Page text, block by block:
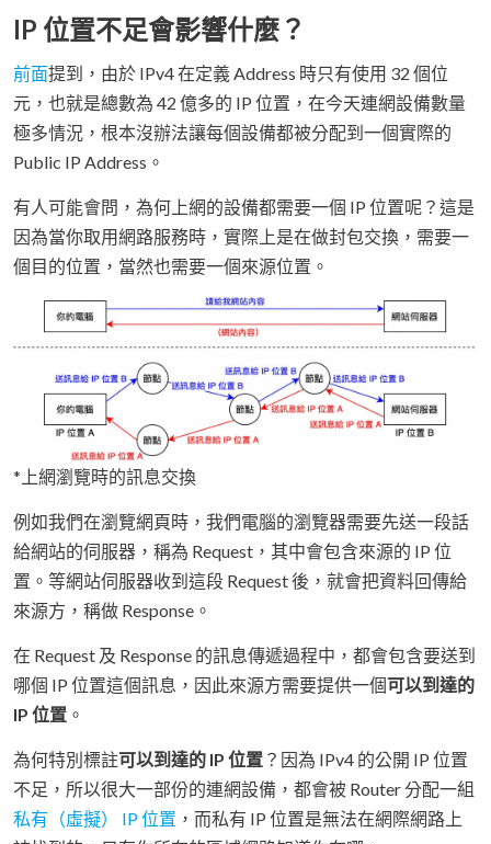
IP 位置不足會影響什麼？
前面提到，由於 IPv4 在定義 Address 時只有使用 32 個位
元，也就是總數為 42 億多的 IP 位置，在今天連網設備數量
極多情況，根本沒辦法讓每個設備都被分配到一個實際的
Public IP Address。
有人可能會問，為何上網的設備都需要一個 IP 位置呢？這是
因為當你取用網路服務時，實際上是在做封包交換，需要一
個目的位置，當然也需要一個來源位置。
*上網瀏覽時的訊息交換
例如我們在瀏覽網頁時，我們電腦的瀏覽器需要先送一段話
給網站的伺服器，稱為 Request，其中會包含來源的 IP 位
置。等網站伺服器收到這段 Request 後，就會把資料回傳給
來源方，稱做 Response。
在 Request 及 Response 的訊息傳遞過程中，都會包含要送到
哪個 IP 位置這個訊息，因此來源方需要提供一個可以到達的
IP 位置 。
為何特別標註可以到達的 IP 位置 ？因為 IPv4 的公開 IP 位置
不足，所以很大一部份的連網設備，都會被 Router 分配一組
私有（虛擬） IP 位置 ，而私有 IP 位置是無法在網際網路上